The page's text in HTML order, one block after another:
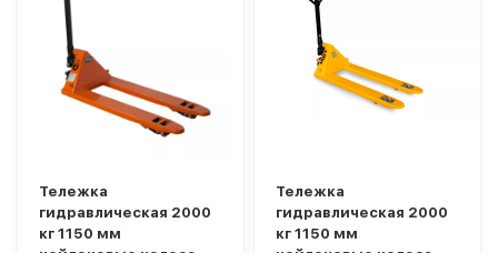
Тележка
гидравлическая 2000
кг 1150 мм
Тележка
гидравлическая 2000
кг 1150 мм